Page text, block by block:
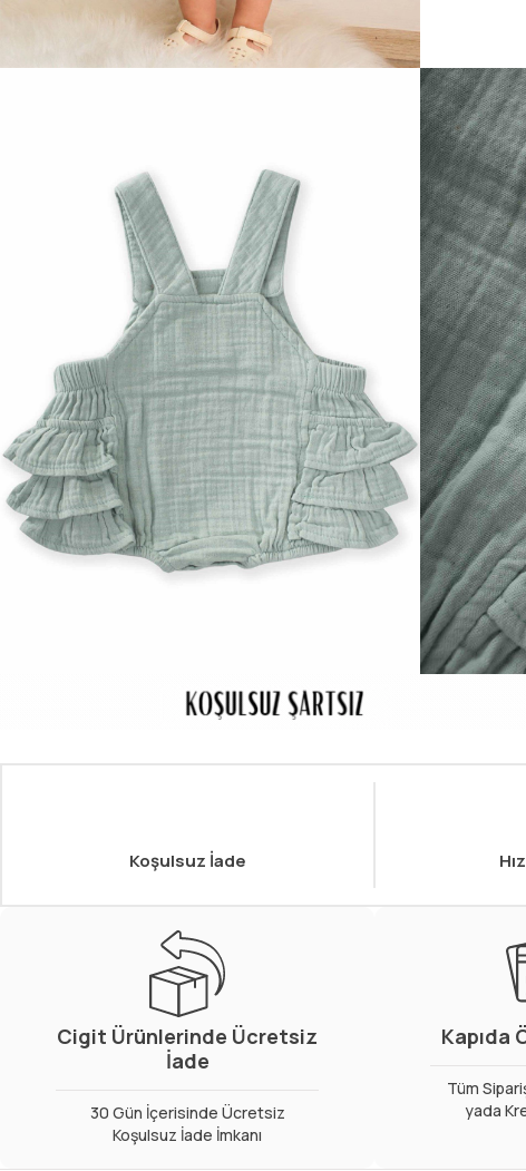
Koşulsuz İade
Cigit Ürünlerinde Ücretsiz
İade
30 Gün İçerisinde Ücretsiz
Koşulsuz İade İmkanı
Kapıda
Tüm
yada